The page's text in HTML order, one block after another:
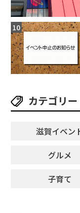
カテゴリー
滋賀イベン
グルメ
子育て